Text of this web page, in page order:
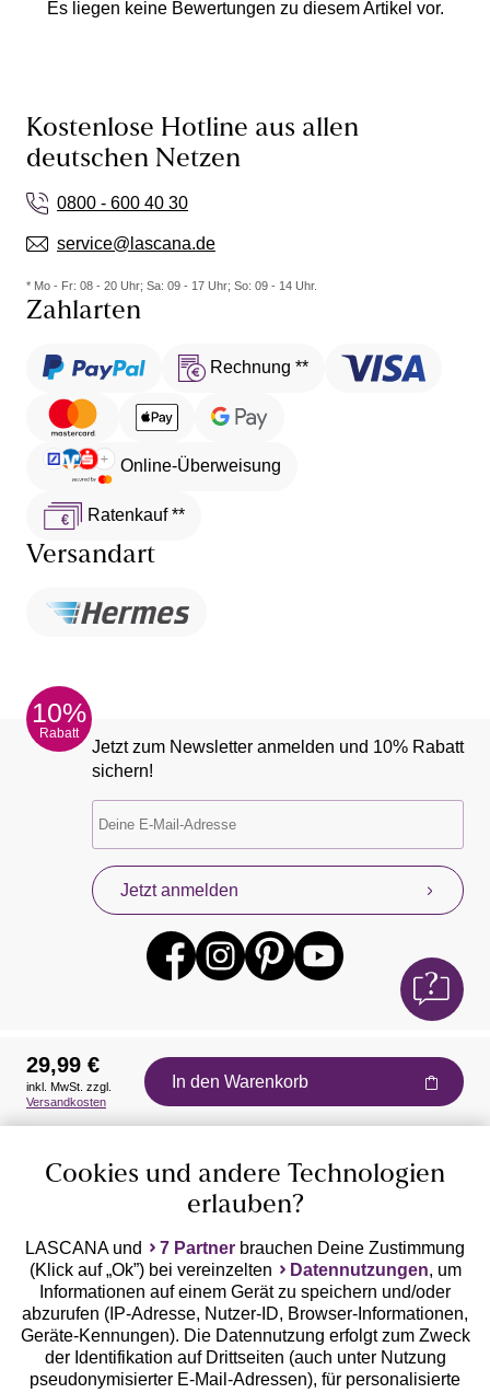
Es liegen keine Bewertungen zu diesem Artikel vor.
Kostenlose Hotline aus allen
deutschen Netzen
0800 - 600 40 30
service@lascana.de
* Mo - Fr: 08 - 20 Uhr; Sa: 09 - 17 Uhr; So: 09 - 14 Uhr.
Zahlarten
Rechnung **
Online-Überweisung
Ratenkauf **
Versandart
10%
Rabatt
Jetzt zum Newsletter anmelden und 10% Rabatt
sichern!
Jetzt anmelden
Auszeichnungen
Geprüfte Sicherheit
29,99 €
inkl. MwSt. zzgl.
Versandkosten
In den Warenkorb
Cookies und andere Technologien
erlauben?
LASCANA und 7 Partner brauchen Deine Zustimmung
(Klick auf „Ok”) bei vereinzelten
Datennutzungen, um
Informationen auf einem Gerät zu speichern und/oder
abzurufen (IP-Adresse, Nutzer-ID, Browser-Informationen,
Geräte-Kennungen). Die Datennutzung erfolgt zum Zweck
der Identifikation auf Drittseiten (auch unter Nutzung
pseudonymisierter E-Mail-Adressen), für personalisierte